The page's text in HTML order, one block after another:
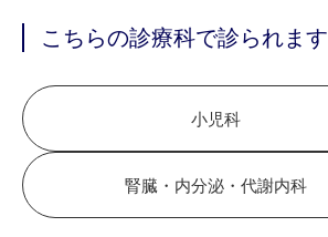
こちらの診療科で診られます
小児科
腎臓・内分泌・代謝内科